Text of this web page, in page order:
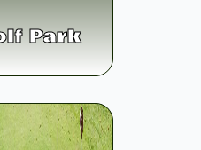
Park